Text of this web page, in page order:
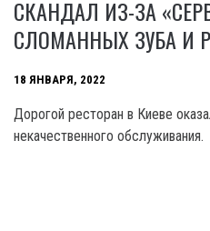
СКАНДАЛ ИЗ-ЗА
СЛОМАННЫХ ЗУБА И
18 ЯНВАРЯ, 2022
Дорогой ресторан в Киеве
некачественного обслуживания.